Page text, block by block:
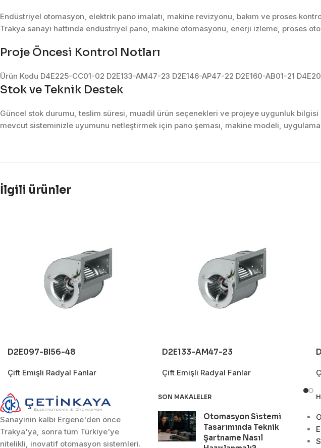
Endüstriyel otomasyon, elektrik pano imalatı, makine revizyonu, bakım ve proses
Trakya sanayi hattında endüstriyel pano, makine otomasyonu, enerji izleme, proses
Proje Öncesi Kontrol Notları
Ürün Kodu D4E225-CC01-02 D2E133-AM47-23 D2E146-AP47-22 D2E160-AB01-21
Stok ve Teknik Destek
Güncel stok durumu, teslim süresi, muadil ürün seçenekleri ve projeye uygunluk
mevcut sisteminizle uyumunu netleştirmek için pano şeması, makine modeli,
İlgili ürünler
D2E097-BI56-48
Çift Emişli Radyal Fanlar
D2E133-AM47-23
Çift Emişli Radyal Fanlar
Sanayinin kalbi Ergene'den önce
Trakya'ya, sonra tüm Türkiye'ye
nitelikli, inovatif otomasyon sistemleri.
SON MAKALELER
Otomasyon Sistemi
Tasarımında Teknik
Şartname Nasıl